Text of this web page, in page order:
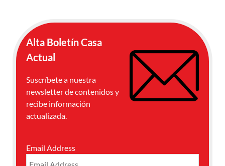
Alta Boletín Casa
Actual
Suscríbete a nuestra
newsletter de contenidos y
recibe información
actualizada.
Email Address